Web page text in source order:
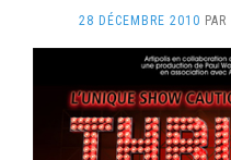
28 DÉCEMBRE 2010 PAR